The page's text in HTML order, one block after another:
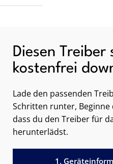
Diesen Treiber
kostenfrei
Lade den passenden
Schritten runter,
dass du den Treiber für
herunterlädst.
1.